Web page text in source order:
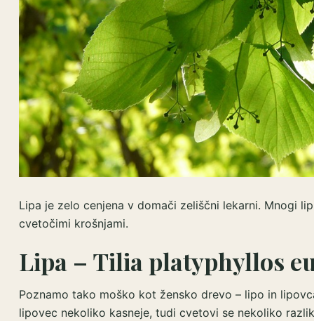
Lipa je zelo cenjena v domači zeliščni lekarni. Mnogi
cvetočimi krošnjami.
Lipa – Tilia platyphyllos
Poznamo tako moško kot žensko drevo – lipo in
lipovec nekoliko kasneje, tudi cvetovi se nekoliko